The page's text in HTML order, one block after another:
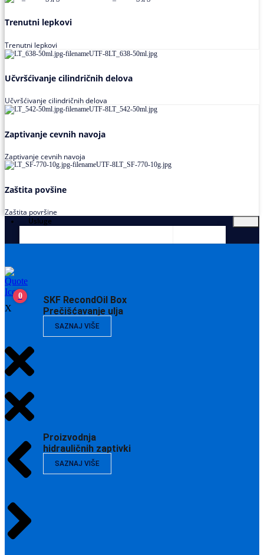
Trenutni lepkovi
Trenutni lepkovi
Učvršćivanje cilindričnih delova
Učvršćivanje cilindričnih delova
Zaptivanje cevnih navoja
Zaptivanje cevnih navoja
Zaštita povšine
Zaštita površine
Usluge
SKF RecondOil Box
Prečišćavanje ulja
SAZNAJ VIŠE
Proizvodnja
hidrauličnih zaptivki
SAZNAJ VIŠE
0
X